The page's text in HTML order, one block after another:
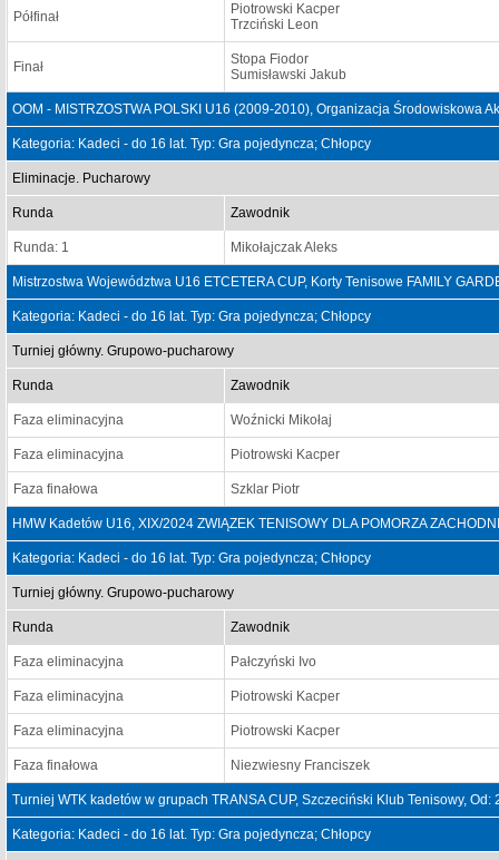
Półfinał
Piotrowski Kacper
Trzciński Leon
Finał
Stopa Fiodor
Sumisławski Jakub
OOM - MISTRZOSTWA POLSKI U16 (2009-2010), Organizacja
Kategoria: Kadeci - do 16 lat. Typ: Gra pojedyncza; Chłopcy
Eliminacje. Pucharowy
Runda Zawodnik
Runda: 1 Mikołajczak Aleks
Mistrzostwa Województwa U16 ETCETERA CUP, Korty Tenisowe FAMILY
Kategoria: Kadeci - do 16 lat. Typ: Gra pojedyncza; Chłopcy
Turniej główny. Grupowo-pucharowy
Runda Zawodnik
Faza eliminacyjna Woźnicki Mikołaj
Faza eliminacyjna Piotrowski Kacper
Faza finałowa Szklar Piotr
HMW Kadetów U16, XIX/2024 ZWIĄZEK TENISOWY DLA POMORZA
Kategoria: Kadeci - do 16 lat. Typ: Gra pojedyncza; Chłopcy
Turniej główny. Grupowo-pucharowy
Runda Zawodnik
Faza eliminacyjna Pałczyński Ivo
Faza eliminacyjna Piotrowski Kacper
Faza eliminacyjna Piotrowski Kacper
Faza finałowa Niezwiesny Franciszek
Turniej WTK kadetów w grupach TRANSA CUP, Szczeciński Klub Tenisowy,
Kategoria: Kadeci - do 16 lat. Typ: Gra pojedyncza; Chłopcy